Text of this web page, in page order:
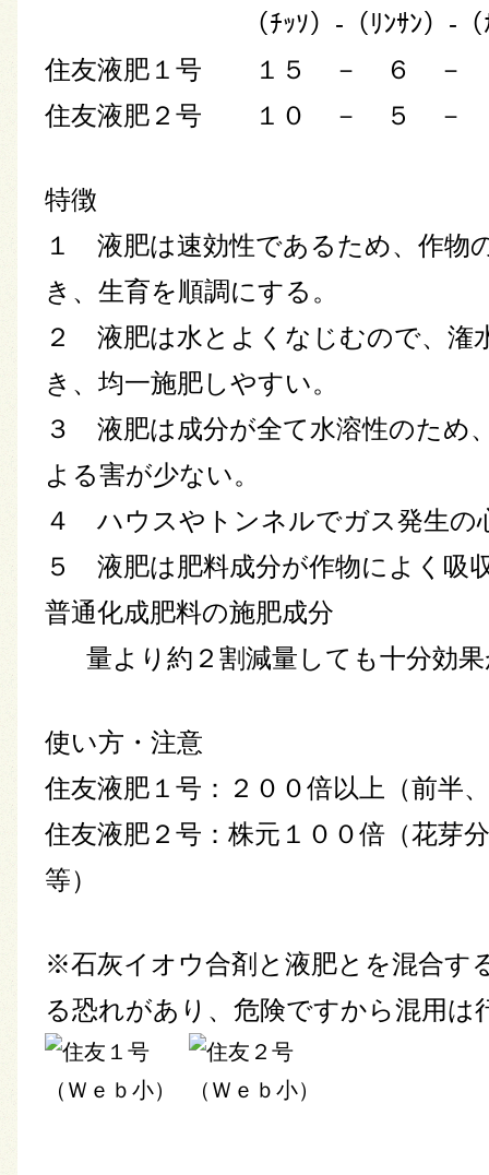
（ﾁｯｿ）-（ﾘﾝｻﾝ）-（ｶ
住友液肥１号 １５ － ６ －
住友液肥２号 １０ － ５ －
特徴
１ 液肥は速効性であるため、作物
き、生育を順調にする。
２ 液肥は水とよくなじむので、潅
き、均一施肥しやすい。
３ 液肥は成分が全て水溶性のため
よる害が少ない。
４ ハウスやトンネルでガス発生の
５ 液肥は肥料成分が作物によく吸
普通化成肥料の施肥成分
量より約２割減量しても十分効果
使い方・注意
住友液肥１号：２００倍以上（前半
住友液肥２号：株元１００倍（花芽
等）
※石灰イオウ合剤と液肥とを混合す
る恐れがあり、危険ですから混用は